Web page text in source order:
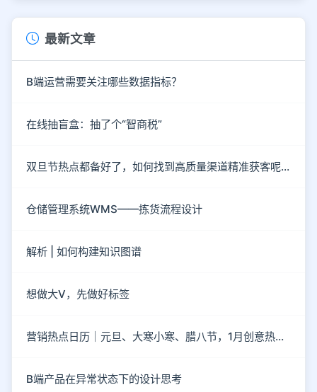
最新文章
B端运营需要关注哪些数据指标？
在线抽盲盒：抽了个“智商税”
双旦节热点都备好了，如何找到高质量渠道精准获客呢？
仓储管理系统WMS——拣货流程设计
解析 | 如何构建知识图谱
想做大V，先做好标签
营销热点日历｜元旦、大寒小寒、腊八节，1月创意热点都在这
B端产品在异常状态下的设计思考